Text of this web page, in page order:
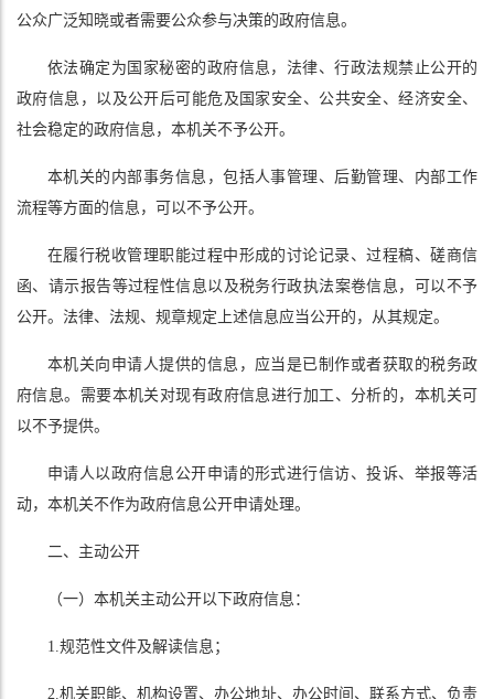
公众广泛知晓或者需要公众参与决策的政府信息。
依法确定为国家秘密的政府信息，法律、行政法规禁止公开的
政府信息，以及公开后可能危及国家安全、公共安全、经济安全、
社会稳定的政府信息，本机关不予公开。
本机关的内部事务信息，包括人事管理、后勤管理、内部工作
流程等方面的信息，可以不予公开。
在履行税收管理职能过程中形成的讨论记录、过程稿、磋商信
函、请示报告等过程性信息以及税务行政执法案卷信息，可以不予
公开。法律、法规、规章规定上述信息应当公开的，从其规定。
本机关向申请人提供的信息，应当是已制作或者获取的税务政
府信息。需要本机关对现有政府信息进行加工、分析的，本机关可
以不予提供。
申请人以政府信息公开申请的形式进行信访、投诉、举报等活
动，本机关不作为政府信息公开申请处理。
二、主动公开
（一）本机关主动公开以下政府信息：
1.规范性文件及解读信息；
2.机关职能、机构设置、办公地址、办公时间、联系方式、负责